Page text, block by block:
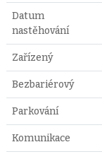
Datum
nastěhování
Zařízený
Bezbariérový
Parkování
Komunikace